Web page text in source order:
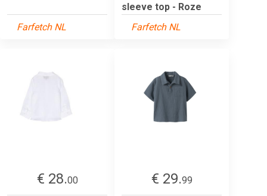
Farfetch NL
sleeve top - Roze
Farfetch NL
€ 28.00
€ 29.99